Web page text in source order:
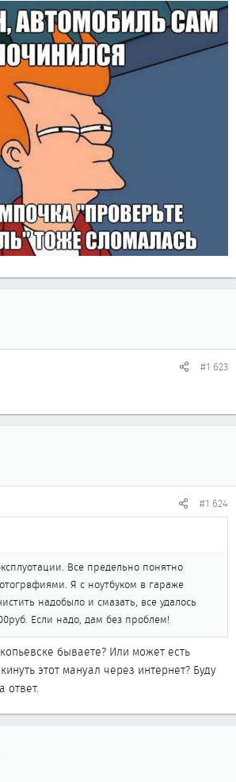
#1 623
#1 624
Все предельно понятно
Я с ноутбуком в гараже
надобыло и смазать, все удалось
Если надо, дам без проблем!
бываете? Или может есть
этот мануал через интернет? Буду
ответ.